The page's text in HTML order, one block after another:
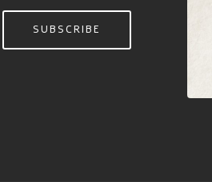
SUBSCRIBE